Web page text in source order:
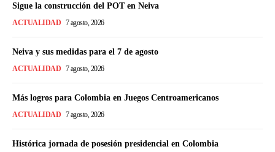
Sigue la construcción del POT en Neiva
ACTUALIDAD 7 agosto, 2026
Neiva y sus medidas para el 7 de agosto
ACTUALIDAD 7 agosto, 2026
Más logros para Colombia en Juegos Centroamericanos
ACTUALIDAD 7 agosto, 2026
Histórica jornada de posesión presidencial en Colombia